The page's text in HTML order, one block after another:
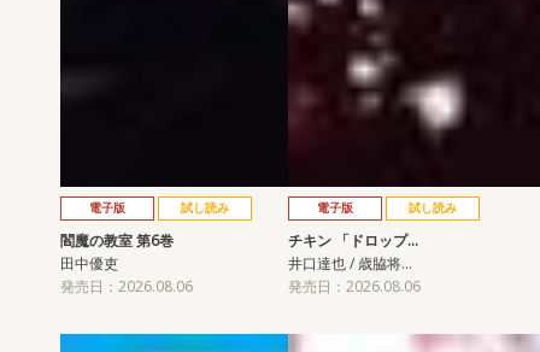
電子版 試し読み
閻魔の教室 第6巻
田中優吏
発売日：2026.08.06
電子版 試し読み
チキン 「ドロップ…
井口達也 / 歳脇将…
発売日：2026.08.06